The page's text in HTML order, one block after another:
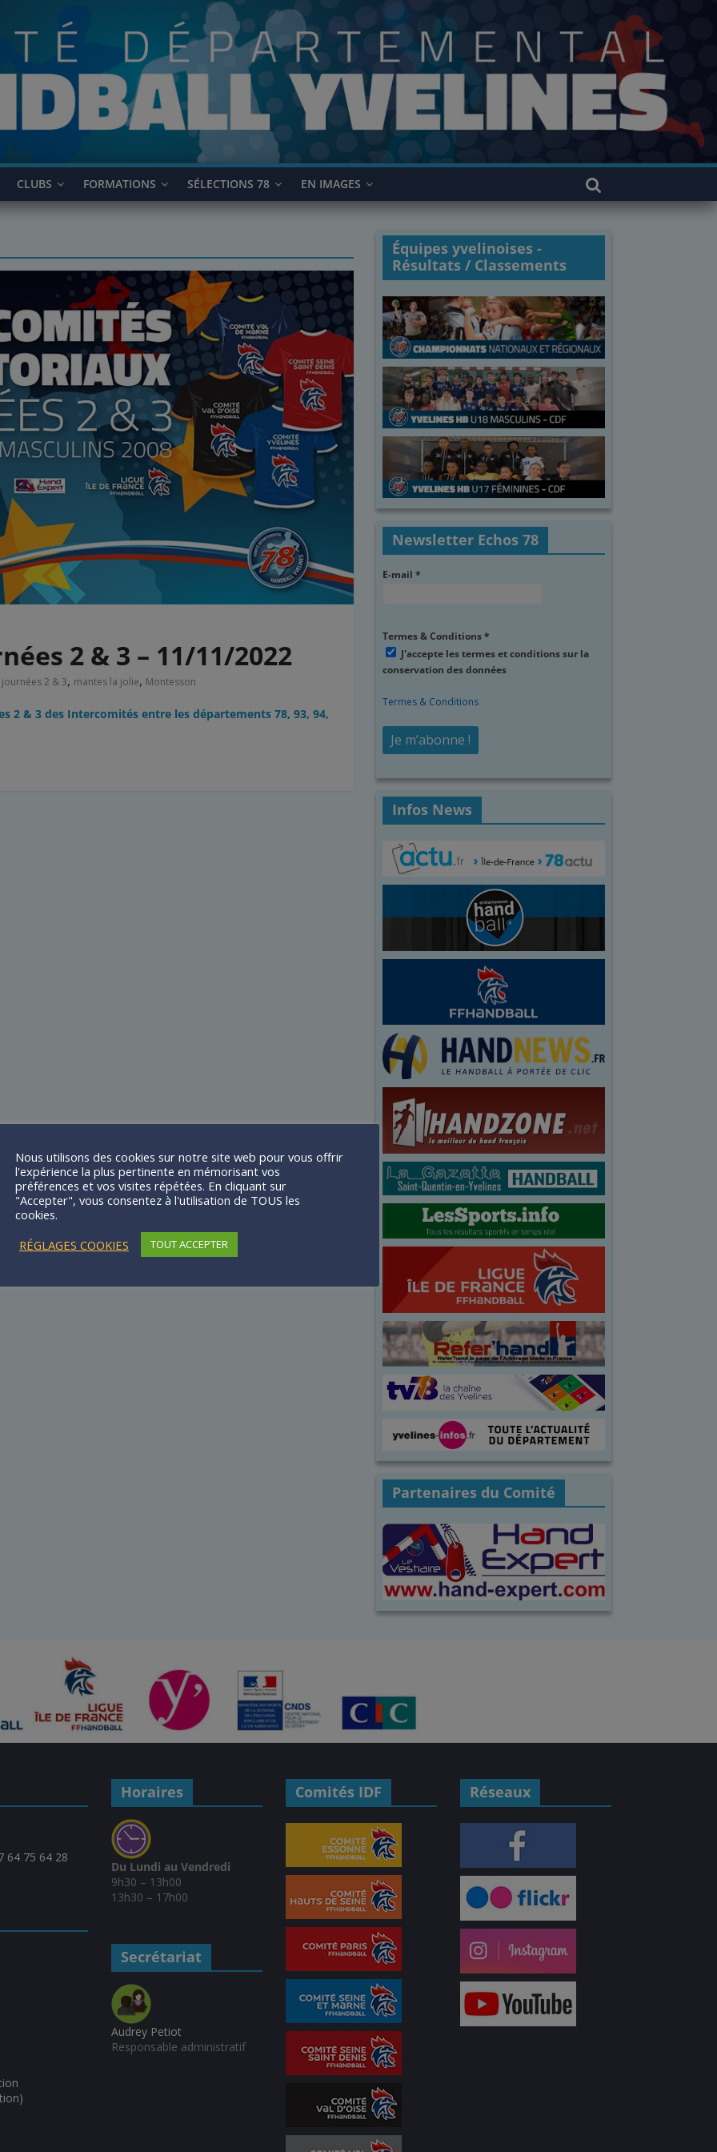
CLUBS FORMATIONS SÉLECTIONS 78 EN IMAGES
2 & 3 – 11/11/2022
journées 2 & 3, mantes la jolie, Montesson
2 & 3 des Intercomités entre les départements 78, 93, 94,
Équipes yvelinoises -
Résultats / Classements
Newsletter Echos 78
E-mail*
Termes & Conditions*
J'accepte les termes et conditions sur la
conservation des données
Termes & Conditions
Infos News
Partenaires du Comité
64 75 64 28
Horaires
Du Lundi au Vendredi
9h30 – 13h00
13h30 – 17h00
Secrétariat
Audrey Petiot
Responsable administratif
Comités IDF Réseaux
Nous utilisons des cookies sur notre site web pour vous offrir
l'expérience la plus pertinente en mémorisant vos
préférences et vos visites répétées. En cliquant sur
"Accepter", vous consentez à l'utilisation de TOUS les
cookies.
RÉGLAGES COOKIES
TOUT ACCEPTER